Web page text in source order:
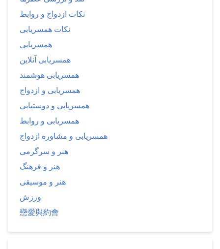
نکات ازدواج و روابط
نکات همسریابی
همسریابی
همسریابی آنلاین
همسریابی هوشمند
همسریابی و ازدواج
همسریابی و دوستیابی
همسریابی و روابط
همسریابی و مشاوره ازدواج
هنر و سرگرمی
هنر و فرهنگ
هنر و موسیقی
ورزش
戀愛與約會